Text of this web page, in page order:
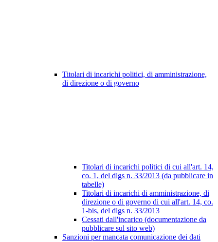
Titolari di incarichi politici, di amministrazione,
di direzione o di governo
Titolari di incarichi politici di cui all'art. 14,
co. 1, del dlgs n. 33/2013 (da pubblicare in
tabelle)
Titolari di incarichi di amministrazione, di
direzione o di governo di cui all'art. 14, co.
1-bis, del dlgs n. 33/2013
Cessati dall'incarico (documentazione da
pubblicare sul sito web)
Sanzioni per mancata comunicazione dei dati